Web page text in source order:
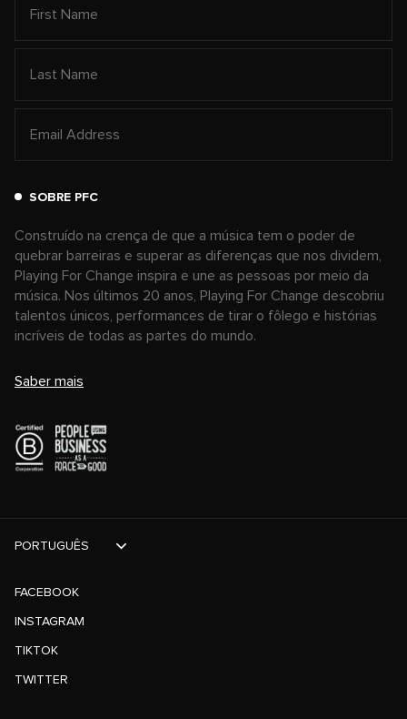
SOBRE PFC
Construído na crença de que a música tem o poder de
quebrar barreiras e superar as diferenças que nos dividem,
Playing For Change inspira e une as pessoas por meio da
música. Nos últimos 20 anos, Playing For Change descobriu
talentos únicos, performances de tirar o fôlego e histórias
incríveis de todas as partes do mundo.
Saber mais
FACEBOOK
INSTAGRAM
TIKTOK
TWITTER
PORTUGUÊS